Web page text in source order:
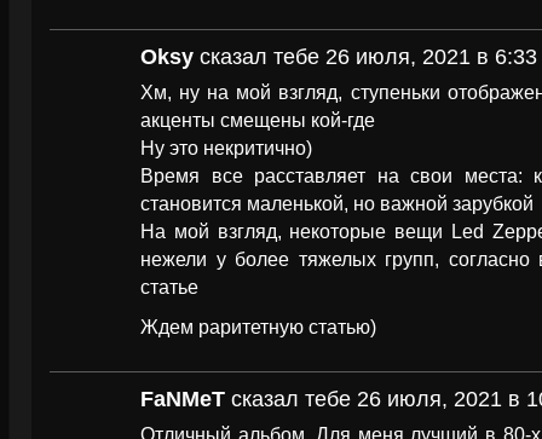
Oksy сказал тебе 26 июля, 2021 в 6:33
Хм, ну на мой взгляд, ступеньки
акценты смещены кой-где
Ну это некритично)
Время все расставляет на свои места:
становится маленькой, но важной зарубкой
На мой взгляд, некоторые вещи Led
нежели у более тяжелых групп,
статье
Ждем раритетную статью)
FaNMeT сказал тебе 26 июля, 2021 в
Отличный альбом. Для меня лучший в 80-